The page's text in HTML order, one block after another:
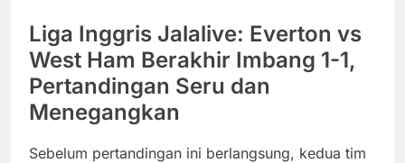
Liga Inggris Jalalive: Everton vs
West Ham Berakhir Imbang 1-1,
Pertandingan Seru dan
Menegangkan
Sebelum pertandingan ini berlangsung, kedua tim